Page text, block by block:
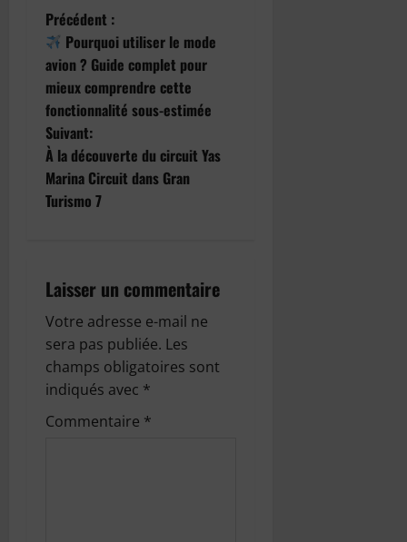
l’assistance auto
N
a
v
i
g
a
i
o
n
d
Précédent :
Pourquoi utiliser le mode
avion ? Guide complet pour
mieux comprendre cette
fonctionnalité sous-estimée
Suivant:
À la découverte du circuit Yas
Marina Circuit dans Gran
Turismo 7
Laisser un commentaire
Votre adresse e-mail ne
sera pas publiée. Les
champs obligatoires sont
indiqués avec *
Commentaire *